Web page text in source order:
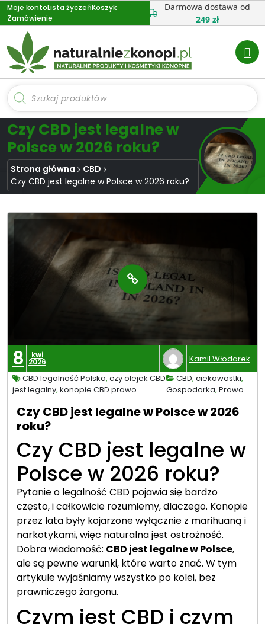
Przejdź
do
treści
Moje kontoLista życzeńKoszyk
Zamówienie
Darmowa dostawa od
249 zł
Wyszukiwarka
produktów
Czy CBD jest legalne w
Polsce w 2026 roku?
Strona główna
CBD
Czy CBD jest legalne w Polsce w 2026 roku?
8 kwi
2026
Kamil Włodarek
CBD legalność Polska, czy olejek CBD
jest legalny, konopie CBD prawo
CBD,ciekawostki,
Gospodarka,Prawo
Czy CBD jest legalne w Polsce w 2026
roku?
Czy CBD jest legalne w
Polsce w 2026 roku?
Pytanie o legalność CBD pojawia się bardzo
często, i całkowicie rozumiemy, dlaczego. Konopie
przez lata były kojarzone wyłącznie z marihuaną i
narkotykami, więc naturalna jest ostrożność.
Dobra wiadomość: CBD jest legalne w Polsce,
ale są pewne warunki, które warto znać. W tym
artykule wyjaśniamy wszystko po kolei, bez
prawniczego żargonu.
Czym jest CBD i czym